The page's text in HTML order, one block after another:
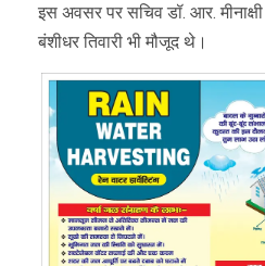
इस अवसर पर सचिव डॉ. आर.
बंशीधर तिवारी भी मौजूद थे।